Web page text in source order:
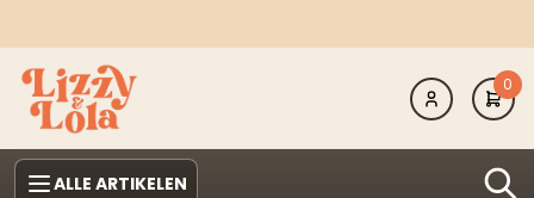
0
ALLE ARTIKELEN